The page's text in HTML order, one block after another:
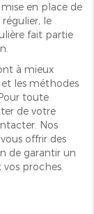
en place de
le
fait partie
à mieux
les méthodes
toute
de votre
Nos
offrir des
de garantir un
proches.